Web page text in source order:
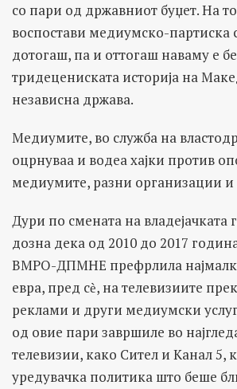
со пари од државниот буџет. На
воспостави медиумско-партиска
дотогаш, па и оттогаш наваму е
тридецениската историја на
независна држава.
Медиумите, во служба на
оцрнуваа и водеа хајки против
медиумите, разни организации
Дури по смената на владејачката
дозна дека од 2010 до 2017
ВМРО-ДПМНЕ префрлила
евра, пред сѐ, на телевизиите
реклами и други медиумски
од овие пари завршиле во
телевизии, како Сител и Канал 5,
уредувачка политика што беше